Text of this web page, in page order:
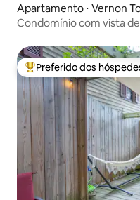
Apartamento ⋅ Vernon
Condomínio com vista
Entre os melhores
Preferido dos